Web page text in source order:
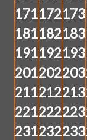
171172173
181182183
191192193
201202203
211212213
221222223
231232233